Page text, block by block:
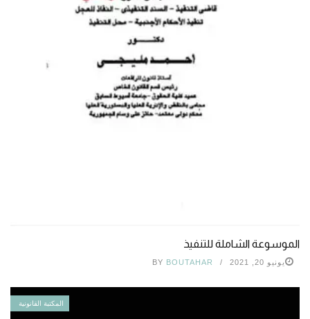
الموسوعة الشاملة للتنفيذ
يونيو 20, 2021 BY BOUTAHAR
المكتبة القانونية